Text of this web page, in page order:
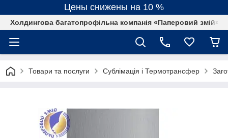
Цены снижены на 10 %
Холдингова багатопрофільна компанія «Паперовий змій»
Товари та послуги Сублімація і Термотрансфер